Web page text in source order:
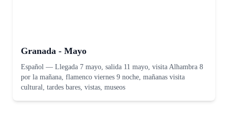
Granada - Mayo
Español — Llegada 7 mayo, salida 11 mayo, visita Alhambra 8
por la mañana, flamenco viernes 9 noche, mañanas visita
cultural, tardes bares, vistas, museos